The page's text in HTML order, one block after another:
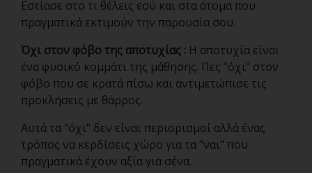
Εστίασε στο τι θέλεις εσύ και στα άτομα που
πραγματικά εκτιμούν την παρουσία σου.
Όχι στον φόβο της αποτυχίας : Η αποτυχία είναι
ένα φυσικό κομμάτι της μάθησης. Πες "όχι" στον
φόβο που σε κρατά πίσω και αντιμετώπισε τις
προκλήσεις με θάρρος.
Αυτά τα "όχι" δεν είναι περιορισμοί αλλά ένας
τρόπος να κερδίσεις χώρο για τα "ναι" που
πραγματικά έχουν αξία για σένα.